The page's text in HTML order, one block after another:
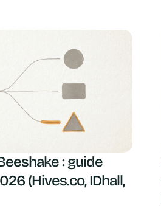
: guide
(Hives.co, IDhall,